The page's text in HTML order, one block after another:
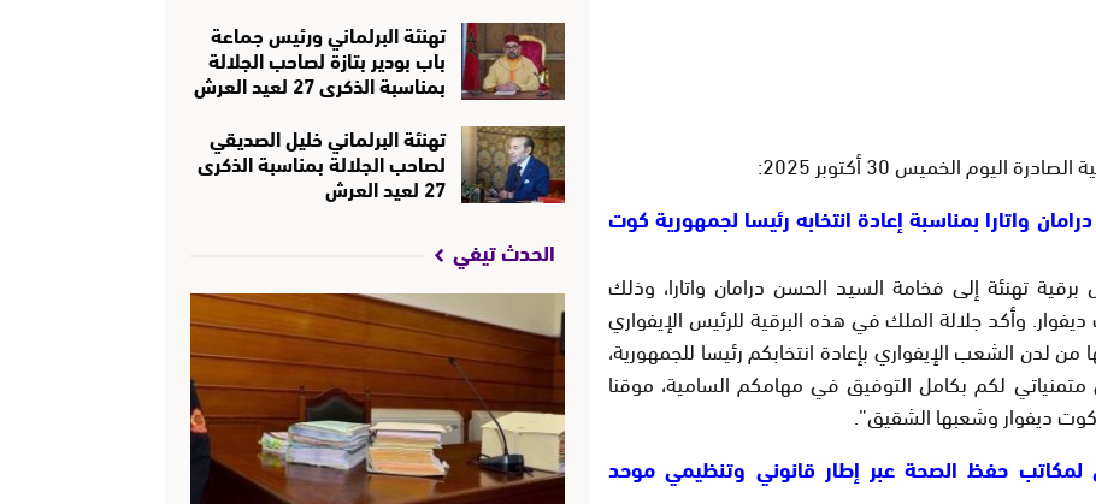
الخميس 30 أكتوبر 2025:
واتارا بمناسبة إعادة انتخابه رئيسا لجمهورية كوت
تهنئة إلى فخامة السيد الحسن درامان واتارا، وذلك
وأكد جلالة الملك في هذه البرقية للرئيس الإيفواري
لدن الشعب الإيفواري بإعادة انتخابكم رئيسا للجمهورية،
لكم بكامل التوفيق في مهامكم السامية، موقنا
ديفوار وشعبها الشقيق”.
لمكاتب حفظ الصحة عبر إطار قانوني وتنظيمي موحد
تهنئة البرلماني ورئيس جماعة
باب بودير بتازة لصاحب الجلالة
بمناسبة الذكرى 27 لعيد العرش
تهنئة البرلماني خليل الصديقي
لصاحب الجلالة بمناسبة الذكرى
27 لعيد العرش
الحدث تيفي